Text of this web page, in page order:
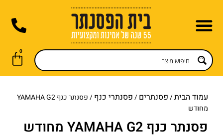
0
עמוד הבית/פסנתרים/פסנתרי כנף
/ פסנתר כנף YAMAHA G2
מחודש
פסנתר כנף YAMAHA G2 מחודש